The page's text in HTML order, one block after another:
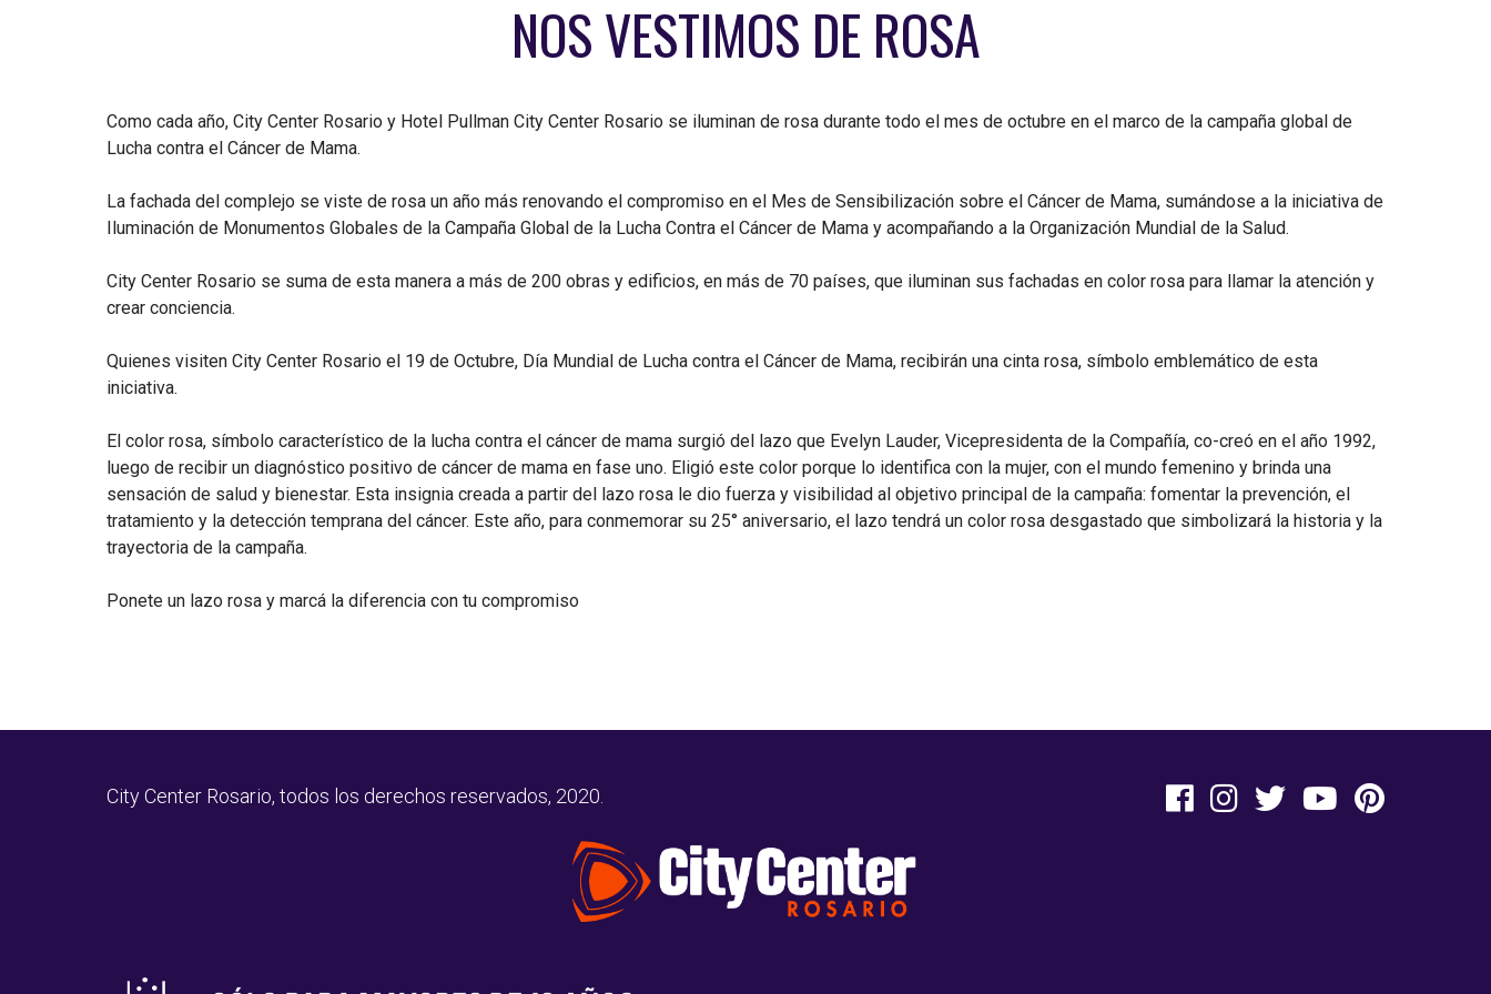
NOS VESTIMOS DE ROSA
Como cada año, City Center Rosario y Hotel Pullman City Center Rosario se iluminan de rosa durante todo el mes de octubre en el marco de la campaña global de
Lucha contra el Cáncer de Mama.
La fachada del complejo se viste de rosa un año más renovando el compromiso en el Mes de Sensibilización sobre el Cáncer de Mama, sumándose a la iniciativa de
Iluminación de Monumentos Globales de la Campaña Global de la Lucha Contra el Cáncer de Mama y acompañando a la Organización Mundial de la Salud.
City Center Rosario se suma de esta manera a más de 200 obras y edificios, en más de 70 países, que iluminan sus fachadas en color rosa para llamar la atención y
crear conciencia.
Quienes visiten City Center Rosario el 19 de Octubre, Día Mundial de Lucha contra el Cáncer de Mama, recibirán una cinta rosa, símbolo emblemático de esta
iniciativa.
El color rosa, símbolo característico de la lucha contra el cáncer de mama surgió del lazo que Evelyn Lauder, Vicepresidenta de la Compañía, co-creó en el año 1992,
luego de recibir un diagnóstico positivo de cáncer de mama en fase uno. Eligió este color porque lo identifica con la mujer, con el mundo femenino y brinda una
sensación de salud y bienestar. Esta insignia creada a partir del lazo rosa le dio fuerza y visibilidad al objetivo principal de la campaña: fomentar la prevención, el
tratamiento y la detección temprana del cáncer. Este año, para conmemorar su 25° aniversario, el lazo tendrá un color rosa desgastado que simbolizará la historia y la
trayectoria de la campaña.
Ponete un lazo rosa y marcá la diferencia con tu compromiso
City Center Rosario, todos los derechos reservados, 2020.